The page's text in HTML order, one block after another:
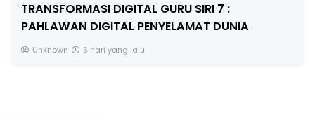
MAJLIS ANUGERAH FFK (FESTIVAL LENSA
PENDIDIKAN - FLeP) 2026
Unknown 7 hari yang lalu